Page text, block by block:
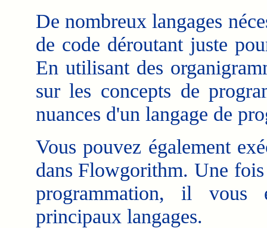
De nombreux langages
de code déroutant juste
En utilisant des
sur les concepts de
nuances d'un langage de
Vous pouvez également
dans Flowgorithm. Une
programmation, il vous
principaux langages.